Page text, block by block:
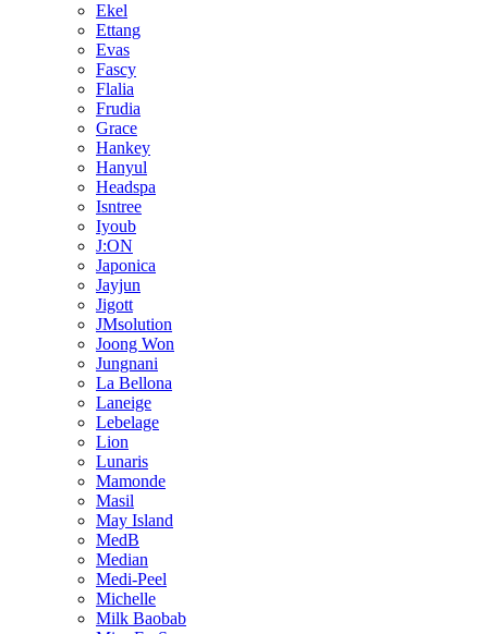
Ekel
Ettang
Evas
Fascy
Flalia
Frudia
Grace
Hankey
Hanyul
Headspa
Isntree
Iyoub
J:ON
Japonica
Jayjun
Jigott
JMsolution
Joong Won
Jungnani
La Bellona
Laneige
Lebelage
Lion
Lunaris
Mamonde
Masil
May Island
MedB
Median
Medi-Peel
Michelle
Milk Baobab